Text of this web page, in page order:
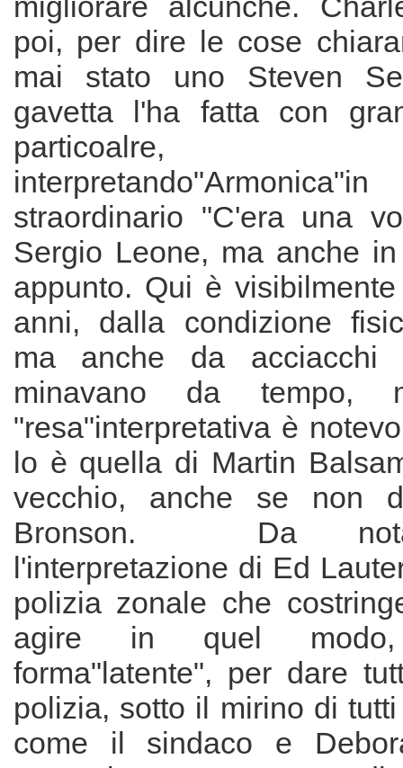
poi, per dire le cose
mai stato uno Steven
gavetta l'ha fatta con
particoalre,
straordinario "C'era una
Sergio Leone, ma anche
appunto. Qui è
anni, dalla condizione
ma anche da
minavano da
"resa"interpretativa è
lo è quella di Martin
vecchio, anche se
Bronson. Da
l'interpretazione di Ed
polizia zonale che
agire in quel
forma"latente", per dare
polizia, sotto il mirino di
come il sindaco e